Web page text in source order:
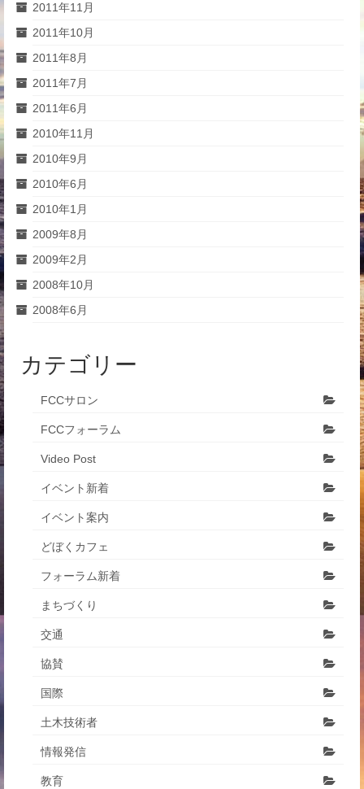
2011年11月
2011年10月
2011年8月
2011年7月
2011年6月
2010年11月
2010年9月
2010年6月
2010年1月
2009年8月
2009年2月
2008年10月
2008年6月
カテゴリー
FCCサロン
FCCフォーラム
Video Post
イベント新着
イベント案内
どぼくカフェ
フォーラム新着
まちづくり
交通
協賛
国際
土木技術者
情報発信
教育